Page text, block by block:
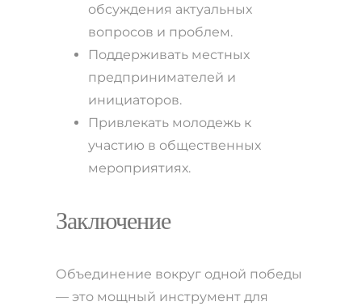
обсуждения актуальных
вопросов и проблем.
Поддерживать местных
предпринимателей и
инициаторов.
Привлекать молодежь к
участию в общественных
мероприятиях.
Заключение
Объединение вокруг одной победы
— это мощный инструмент для